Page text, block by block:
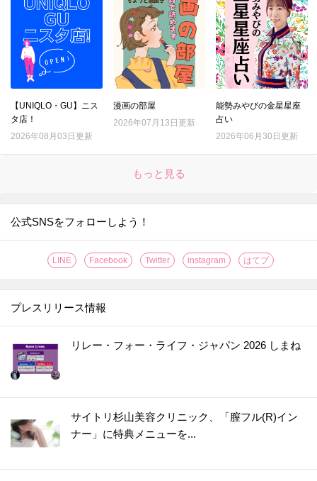
【UNIQLO・GU】ニス
タ店！
2026年08月03日更新
漫画の部屋
2026年07月13日更新
能勢みやびの金星星座
占い
2026年06月30日更新
もっと見る
公式SNSをフォローしよう！
LINE Facebook Twitter instagram はてブ
プレスリリース情報
リレー・フォー・ライフ・ジャパン 2026 しまね
サイトリ杉山美容クリニック、「膣フル(R)イン
ナー」に特典メニューを...